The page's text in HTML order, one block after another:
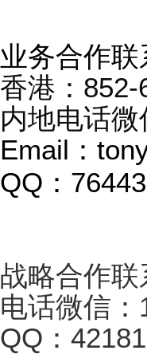
业务合作
香港：
内地电话微
Email：
QQ：
战略合作
电话微信：
QQ：